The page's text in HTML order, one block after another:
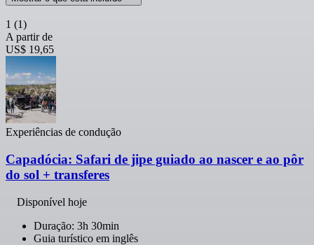
1 (1)
A partir de
US$ 19,65
Experiências de condução
Capadócia: Safari de jipe guiado ao nascer e ao pôr
do sol + transferes
Disponível hoje
Duração: 3h 30min
Guia turístico em inglês